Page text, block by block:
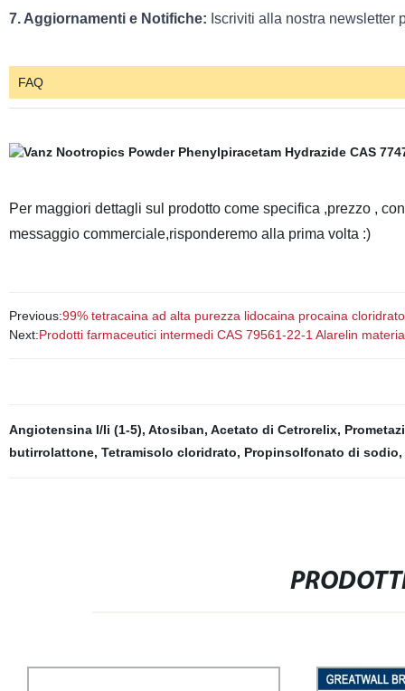
7. Aggiornamenti e Notifiche: Iscriviti alla nostra newsletter
FAQ
Per maggiori dettagli sul prodotto come specifica ,prezzo ,
messaggio commerciale,risponderemo alla prima volta :)
Previous:99% tetracaina ad alta purezza lidocaina procaina
Next:Prodotti farmaceutici intermedi CAS 79561-22-1 Alarelin
Angiotensina I/Ii (1-5), Atosiban, Acetato di Cetrorelix,
butirrolattone, Tetramisolo cloridrato, Propinsolfonato di sodio,